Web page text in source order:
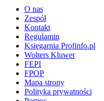
O nas
Zespół
Kontakt
Regulamin
Księgarnia Profinfo.pl
Wolters Kluwer
FEPI
FPOP
Mapa strony
Polityka prywatności